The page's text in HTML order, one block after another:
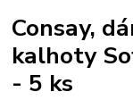
Consay,
kalhoty
- 5 ks